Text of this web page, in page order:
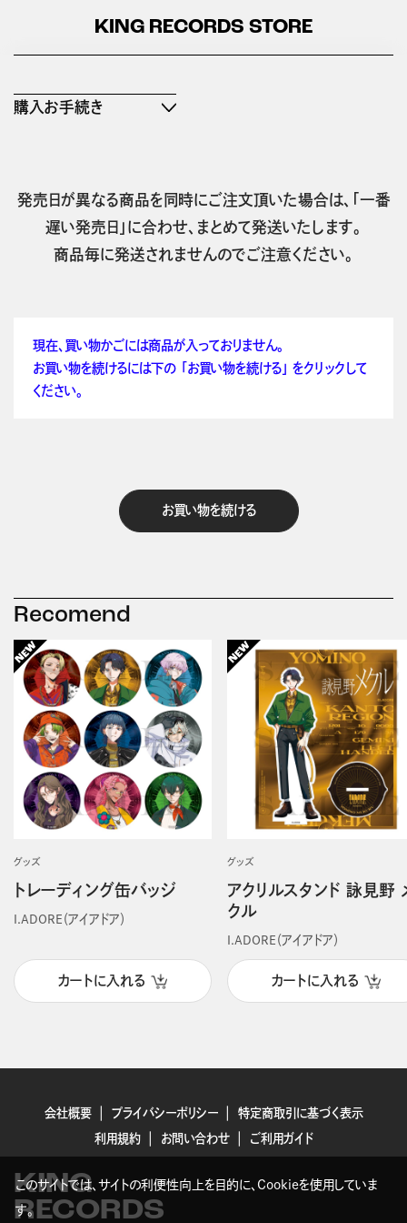
KING RECORDS STORE
購入お手続き
発売日が異なる商品を同時にご注文頂いた場合は、「一番
遅い発売日」に合わせ、まとめて発送いたします。
商品毎に発送されませんのでご注意ください。
現在、買い物かごには商品が入っておりません。
お買い物を続けるには下の 「お買い物を続ける」 をクリックして
ください。
お買い物を続ける
Recomend
グッズ
トレーディング缶バッジ
I.ADORE（アイアドア）
カートに入れる
グッズ
アクリルスタンド 詠見野
クル
I.ADORE（アイアドア）
カートに入れる
会社概要 プライバシーポリシー
特定商取引に基づく表示
利用規約
お問い合わせ ご利用ガイド
KING
RECORDS
このサイトでは、サイトの利便性向上を目的に、Cookieを使用していま
す。